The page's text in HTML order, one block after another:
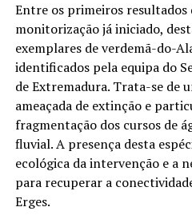
Entre os primeiros resultados
monitorização já iniciado,
exemplares de verdemã-do-
identificados pela equipa do
de Extremadura. Trata-se de
ameaçada de extinção e
fragmentação dos cursos de
fluvial. A presença desta
ecológica da intervenção e a
para recuperar a
Erges.